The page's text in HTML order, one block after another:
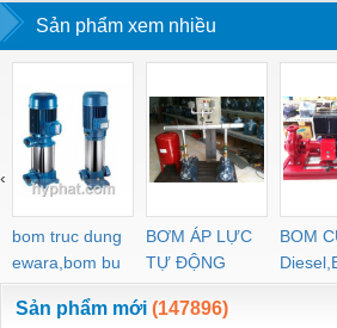
Sản phẩm xem nhiều
bom truc dung
ewara,bom bu
ewara
BƠM ÁP LỰC
TỰ ĐỘNG
BOM
CHUA
‹
Sản phẩm mới (147896)